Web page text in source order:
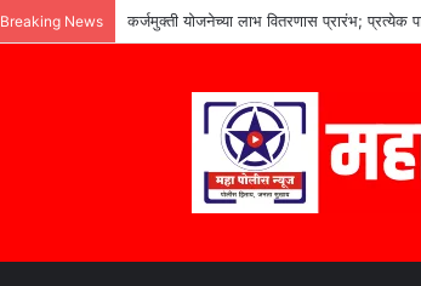
Breaking News कर्जमुक्ती योजनेच्या लाभ वितरणास प्रारंभ; प्रत्येक